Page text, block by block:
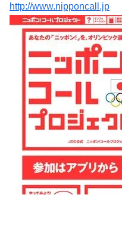
http://www.nipponcall.jp